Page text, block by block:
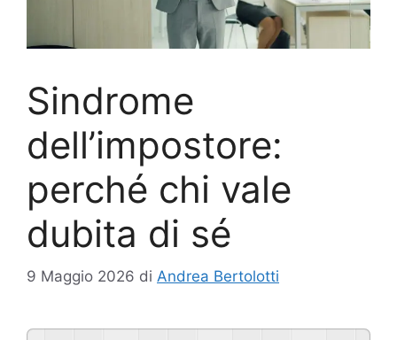
Sindrome
dell’impostore:
perché chi vale
dubita di sé
9 Maggio 2026 di Andrea Bertolotti